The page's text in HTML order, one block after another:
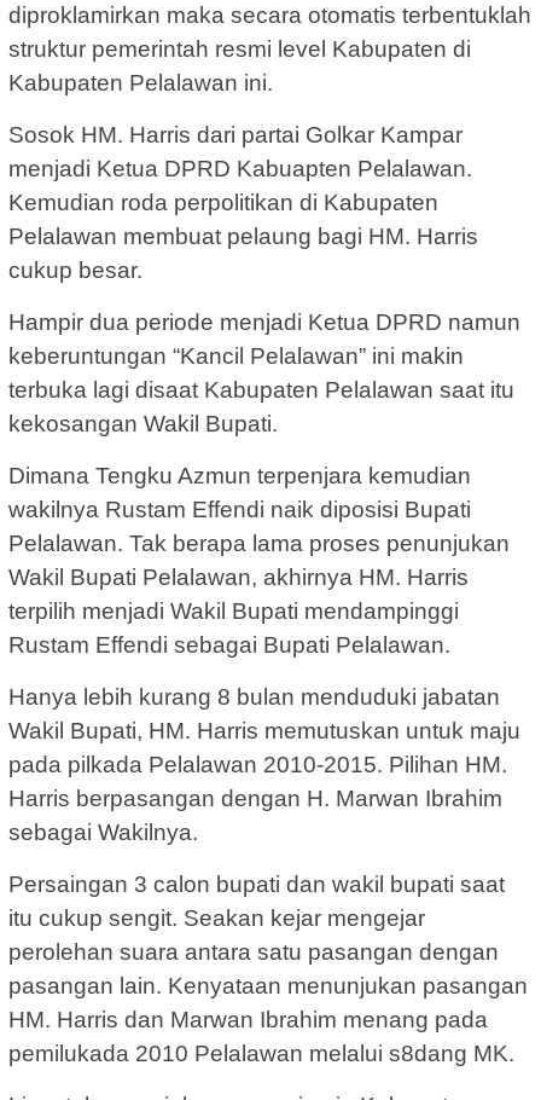
diproklamirkan maka secara otomatis terbentuklah
struktur pemerintah resmi level Kabupaten di
Kabupaten Pelalawan ini.
Sosok HM. Harris dari partai Golkar Kampar
menjadi Ketua DPRD Kabuapten Pelalawan.
Kemudian roda perpolitikan di Kabupaten
Pelalawan membuat pelaung bagi HM. Harris
cukup besar.
Hampir dua periode menjadi Ketua DPRD namun
keberuntungan “Kancil Pelalawan” ini makin
terbuka lagi disaat Kabupaten Pelalawan saat itu
kekosangan Wakil Bupati.
Dimana Tengku Azmun terpenjara kemudian
wakilnya Rustam Effendi naik diposisi Bupati
Pelalawan. Tak berapa lama proses penunjukan
Wakil Bupati Pelalawan, akhirnya HM. Harris
terpilih menjadi Wakil Bupati mendampinggi
Rustam Effendi sebagai Bupati Pelalawan.
Hanya lebih kurang 8 bulan menduduki jabatan
Wakil Bupati, HM. Harris memutuskan untuk maju
pada pilkada Pelalawan 2010-2015. Pilihan HM.
Harris berpasangan dengan H. Marwan Ibrahim
sebagai Wakilnya.
Persaingan 3 calon bupati dan wakil bupati saat
itu cukup sengit. Seakan kejar mengejar
perolehan suara antara satu pasangan dengan
pasangan lain. Kenyataan menunjukan pasangan
HM. Harris dan Marwan Ibrahim menang pada
pemilukada 2010 Pelalawan melalui s8dang MK.